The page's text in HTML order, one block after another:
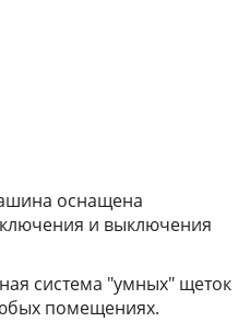
оснащена
и выключения
система "умных" щеток
помещениях.